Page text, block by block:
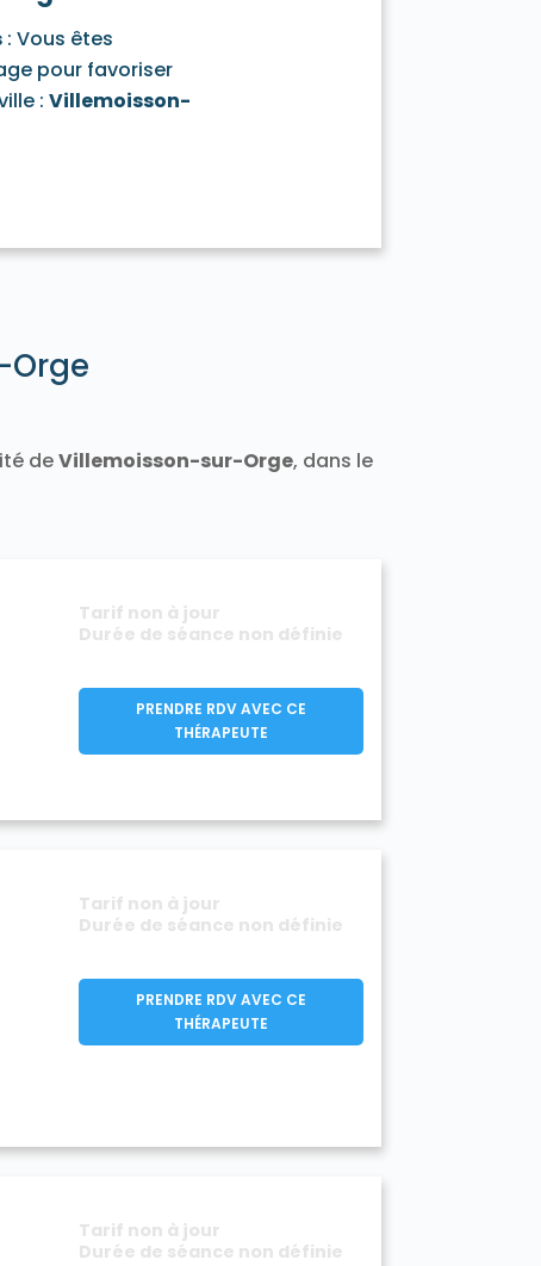
Varennes-Jarcy 91480
Vert-le-Grand 91810
Villeconin 91580
91700
Viry-Châtillon 91170
: Vous êtes
pour favoriser
:Villemoisson-
deVillemoisson-sur-Orge, dans le
Tarif non à jour
Durée de séance non définie
PRENDRE RDV AVEC CE
THÉRAPEUTE
Tarif non à jour
Durée de séance non définie
PRENDRE RDV AVEC CE
THÉRAPEUTE
Tarif non à jour
Durée de séance non définie